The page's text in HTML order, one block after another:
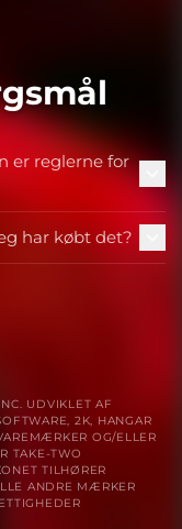
er reglerne for
har købt det?
UDVIKLET AF
2K, HANGAR
OG/ELLER
TAKE-TWO
TILHØRER
ANDRE MÆRKER